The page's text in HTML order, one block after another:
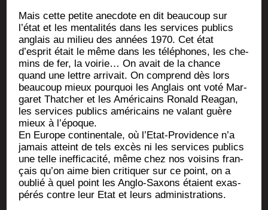
Mais cette petite anec­dote en dit beau­coup sur
l’état et les men­ta­li­tés dans les ser­vices publics
anglais au milieu des années 1970. Cet état
d’esprit était le même dans les télé­phones, les che­
mins de fer, la voi­rie… On avait de la chance
quand une lettre arri­vait. On com­prend dès lors
beau­coup mieux pour­quoi les Anglais ont voté Mar­
ga­ret That­cher et les Amé­ri­cains Ronald Rea­gan,
les ser­vices publics amé­ri­cains ne valant guère
mieux à l’époque.
En Europe conti­nen­tale, où l’Etat-Providence n’a
jamais atteint de tels excès ni les ser­vices publics
une telle inef­fi­ca­ci­té, même chez nos voi­sins fran­
çais qu’on aime bien cri­ti­quer sur ce point, on a
oublié à quel point les Anglo-Saxons étaient exas­
pé­rés contre leur Etat et leurs administrations.